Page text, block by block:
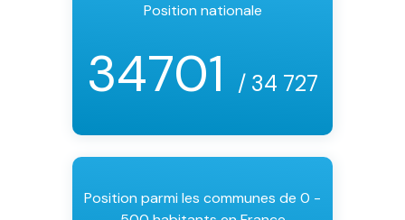
Position nationale
34701 / 34 727
Position parmi les communes de 0 -